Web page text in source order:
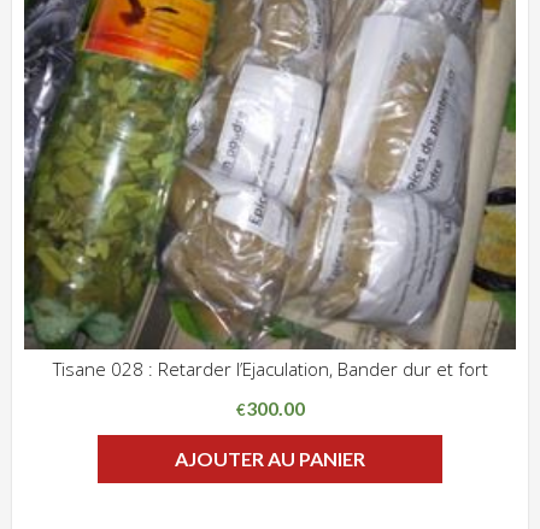
Tisane 028 : Retarder l’Ejaculation, Bander dur et fort
€300.00
AJOUTER AU PANIER